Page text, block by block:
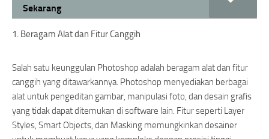
Sekarang
1. Beragam Alat dan Fitur Canggih
Salah satu keunggulan Photoshop adalah beragam alat dan fitur
canggih yang ditawarkannya. Photoshop menyediakan berbagai
alat untuk pengeditan gambar, manipulasi foto, dan desain grafis
yang tidak dapat ditemukan di software lain. Fitur seperti Layer
Styles, Smart Objects, dan Masking memungkinkan desainer